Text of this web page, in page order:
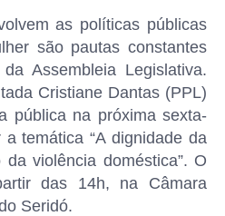
as políticas públicas
são pautas constantes
Assembleia Legislativa.
Cristiane Dantas (PPL)
pública na próxima sexta-
temática “A dignidade da
violência doméstica”. O
das 14h, na Câmara
Seridó.